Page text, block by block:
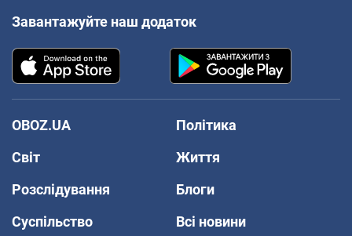
Завантажуйте наш додаток
OBOZ.UA
Політика
Світ
Життя
Розслідування
Блоги
Суспільство
Всі новини